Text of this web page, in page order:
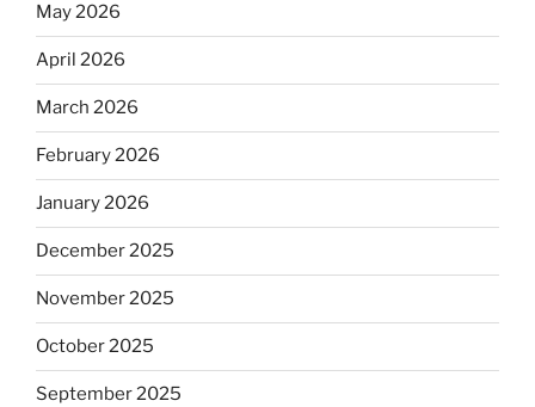
May 2026
April 2026
March 2026
February 2026
January 2026
December 2025
November 2025
October 2025
September 2025